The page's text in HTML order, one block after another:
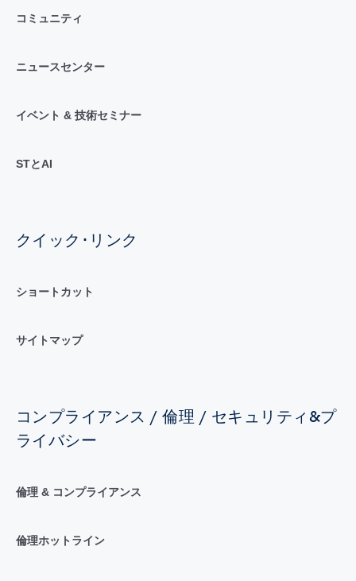
コミュニティ
ニュースセンター
イベント & 技術セミナー
STとAI
クイック･リンク
ショートカット
サイトマップ
コンプライアンス / 倫理 / セキュリティ&プ
ライバシー
倫理 & コンプライアンス
倫理ホットライン